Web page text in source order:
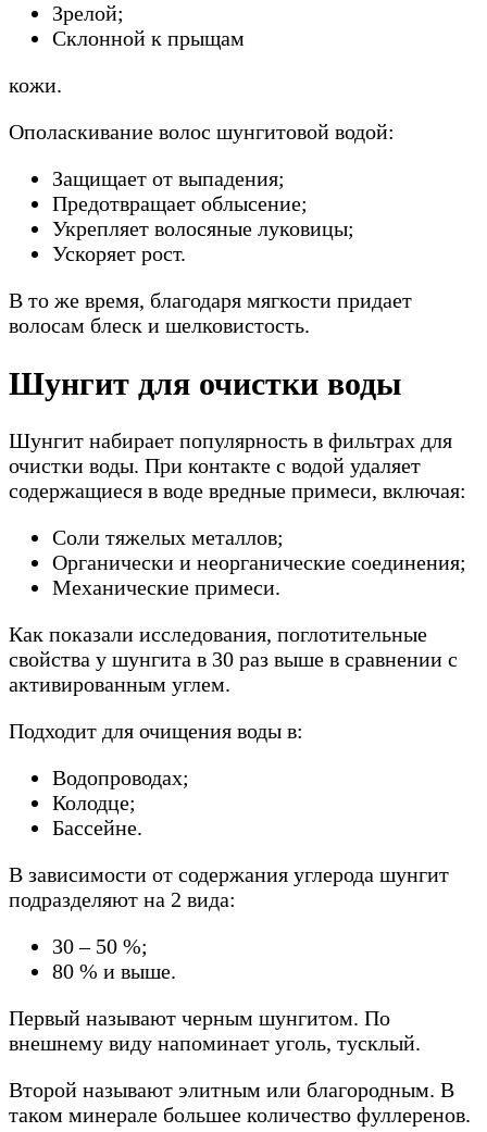
Зрелой;
Склонной к прыщам
кожи.
Ополаскивание волос шунгитовой водой:
Защищает от выпадения;
Предотвращает облысение;
Укрепляет волосяные луковицы;
Ускоряет рост.
В то же время, благодаря мягкости придает
волосам блеск и шелковистость.
Шунгит для очистки воды
Шунгит набирает популярность в фильтрах для
очистки воды. При контакте с водой удаляет
содержащиеся в воде вредные примеси, включая:
Соли тяжелых металлов;
Органически и неорганические соединения;
Механические примеси.
Как показали исследования, поглотительные
свойства у шунгита в 30 раз выше в сравнении с
активированным углем.
Подходит для очищения воды в:
Водопроводах;
Колодце;
Бассейне.
В зависимости от содержания углерода шунгит
подразделяют на 2 вида:
30 – 50 %;
80 % и выше.
Первый называют черным шунгитом. По
внешнему виду напоминает уголь, тусклый.
Второй называют элитным или благородным. В
таком минерале большее количество фуллеренов.